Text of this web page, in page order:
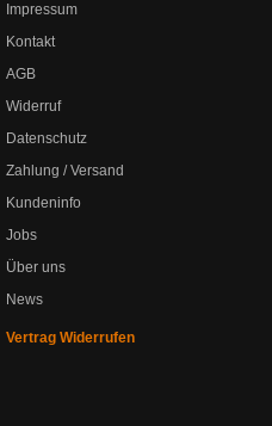
Impressum
Kontakt
AGB
Widerruf
Datenschutz
Zahlung / Versand
Kundeninfo
Jobs
Über uns
News
Vertrag Widerrufen